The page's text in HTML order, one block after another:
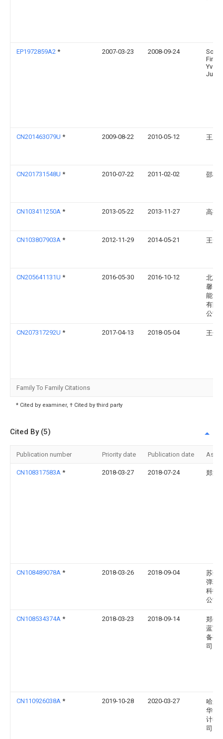
EP1972859A2 * 2007-03-23 2008-09-24
Yves
Judel
CN201463079U * 2009-08-22 2010-05-12 王兰
CN201731548U * 2010-07-22 2011-02-02 邵松
CN103411250A * 2013-05-22 2013-11-27 高振
CN103807903A * 2012-11-29 2014-05-21 王一
CN205641131U * 2016-05-30 2016-10-12
北京
馨圆
能源
有限
公司
CN207317292U * 2017-04-13 2018-05-04 王体
Family To Family Citations
* Cited by examiner, † Cited by third party
Cited By (5)
Publication number Priority date Publication date
CN108317583A * 2018-03-27 2018-07-24 郑海
CN108489078A * 2018-03-26 2018-09-04
苏州
弹珠
科技
公司
CN108534374A * 2018-03-23 2018-09-14
郑州
蓝节
备有
司
CN110926038A * 2019-10-28 2020-03-27
哈尔
华电
计有
司